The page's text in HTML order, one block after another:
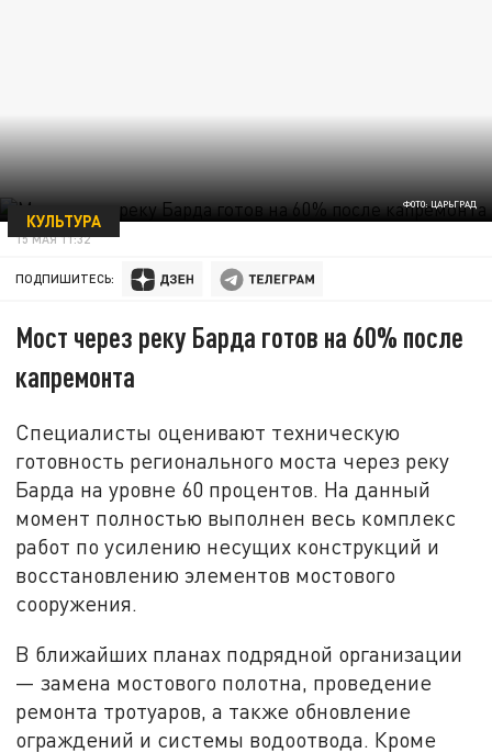
ФОТО: ЦАРЬГРАД
КУЛЬТУРА
15 МАЯ 11:32
ПОДПИШИТЕСЬ:
Мост через реку Барда готов на 60% после
капремонта
Специалисты оценивают техническую
готовность регионального моста через реку
Барда на уровне 60 процентов. На данный
момент полностью выполнен весь комплекс
работ по усилению несущих конструкций и
восстановлению элементов мостового
сооружения.
В ближайших планах подрядной организации
— замена мостового полотна, проведение
ремонта тротуаров, а также обновление
ограждений и системы водоотвода. Кроме